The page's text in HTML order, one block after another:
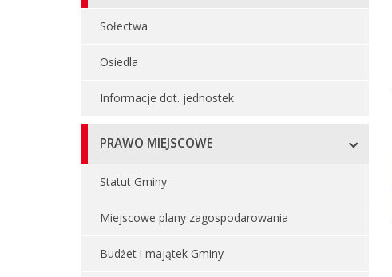
Sołectwa
Osiedla
Informacje dot. jednostek
PRAWO MIEJSCOWE
Statut Gminy
Miejscowe plany zagospodarowania
Budżet i majątek Gminy